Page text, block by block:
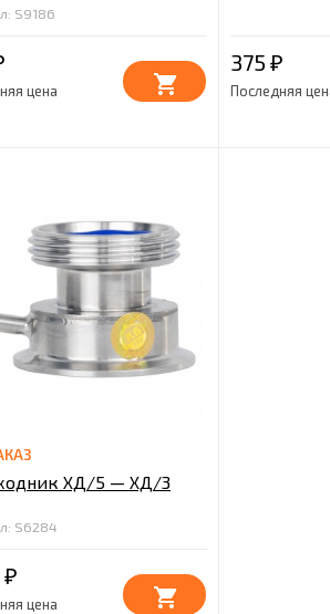
S9186
цена
375 ₽
Последняя
ХД/5 — ХД/3
S6284
₽
цена